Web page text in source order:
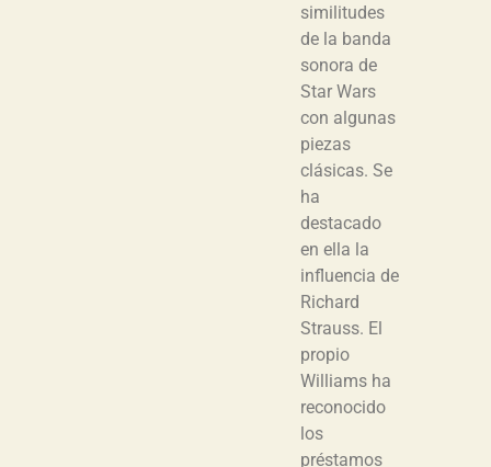
similitudes
de la banda
sonora de
Star Wars
con algunas
piezas
clásicas. Se
ha
destacado
en ella la
influencia de
Richard
Strauss. El
propio
Williams ha
reconocido
los
préstamos